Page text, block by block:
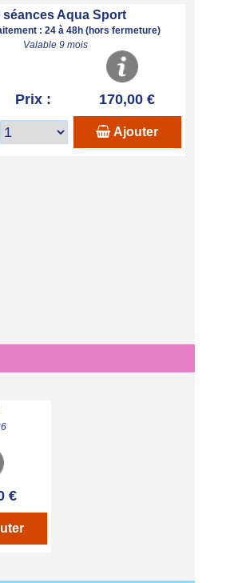
séances Aqua Sport
: 24 à 48h (hors fermeture)
Valable 9 mois
Prix : 170,00 €
Ajouter
€